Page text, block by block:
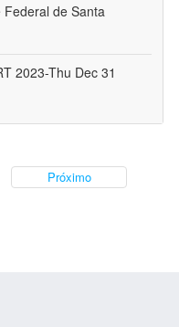
Federal de Santa
2023-Thu Dec 31
Próximo